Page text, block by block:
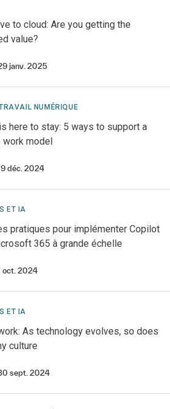
to cloud: Are you getting the
value?
janv. 2025
NUMÉRIQUE
here to stay: 5 ways to support a
model
déc. 2024
ET IA
pratiques pour implémenter Copilot
365 à grande échelle
oct. 2024
ET IA
As technology evolves, so does
culture
sept. 2024